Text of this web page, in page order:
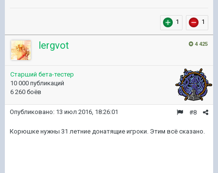
1 1
4 425
lergvot
Старший бета-тестер
10 000 публикаций
6 260 боёв
#8
Опубликовано: 13 июл 2016, 18:26:01
Корюшке нужны 31 летние донатящие игроки. Этим всё сказано.